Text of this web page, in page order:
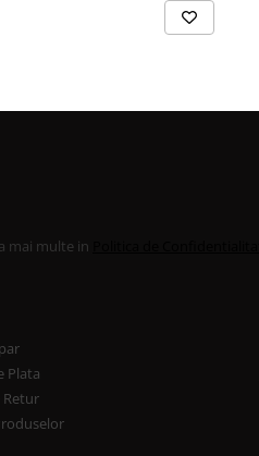
mai multe in
Plata
Retur